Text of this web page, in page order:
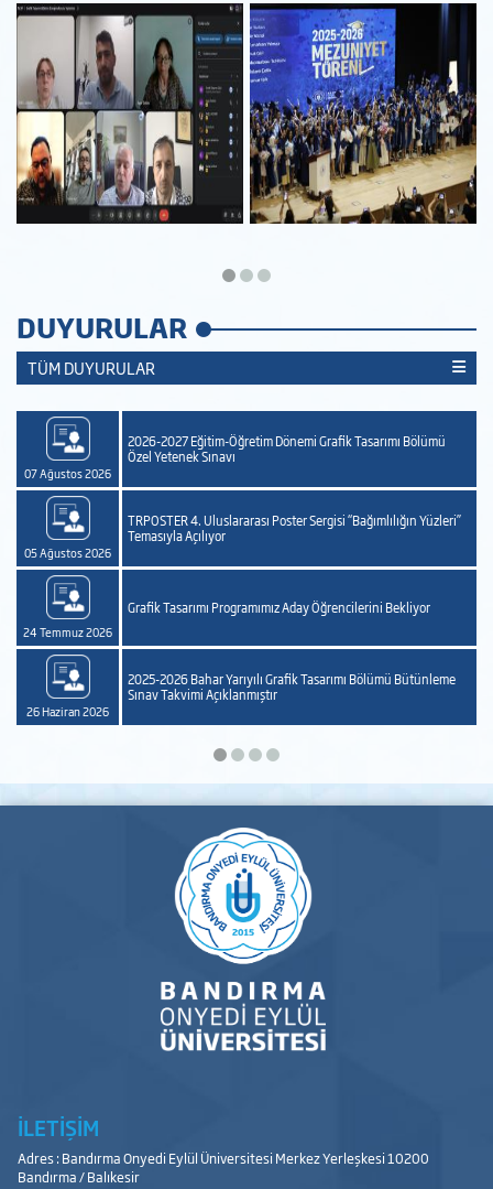
TÜM DUYURULAR
DUYURULAR
07 Ağustos 2026
2026-2027 Eğitim-Öğretim Dönemi Grafik Tasarımı Bölümü
Özel Yetenek Sınavı
05 Ağustos 2026
TRPOSTER 4. Uluslararası Poster Sergisi “Bağımlılığın Yüzleri”
Temasıyla Açılıyor
24 Temmuz 2026
Grafik Tasarımı Programımız Aday Öğrencilerini Bekliyor
26 Haziran 2026
2025-2026 Bahar Yarıyılı Grafik Tasarımı Bölümü Bütünleme
Sınav Takvimi Açıklanmıştır
İLETİŞİM
Adres : Bandırma Onyedi Eylül Üniversitesi Merkez Yerleşkesi 10200
Bandırma / Balıkesir